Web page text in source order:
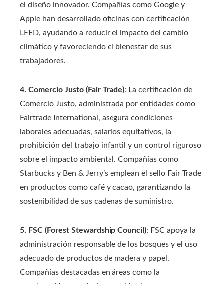
el diseño innovador. Compañías como Google y
Apple han desarrollado oficinas con certificación
LEED, ayudando a reducir el impacto del cambio
climático y favoreciendo el bienestar de sus
trabajadores.
4. Comercio Justo (Fair Trade): La certificación de
Comercio Justo, administrada por entidades como
Fairtrade International, asegura condiciones
laborales adecuadas, salarios equitativos, la
prohibición del trabajo infantil y un control riguroso
sobre el impacto ambiental. Compañías como
Starbucks y Ben & Jerry’s emplean el sello Fair Trade
en productos como café y cacao, garantizando la
sostenibilidad de sus cadenas de suministro.
5. FSC (Forest Stewardship Council): FSC apoya la
administración responsable de los bosques y el uso
adecuado de productos de madera y papel.
Compañías destacadas en áreas como la